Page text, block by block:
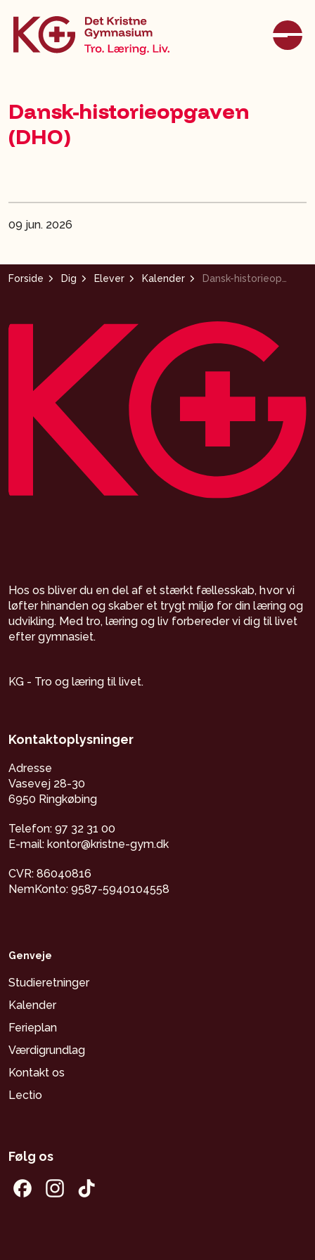
Dansk-historieopgaven
(DHO)
09 jun. 2026
Forside Dig Elever Kalender
Hos os bliver du en del af et stærkt fællesskab, hvor vi
løfter hinanden og skaber et trygt miljø for din læring og
udvikling. Med tro, læring og liv forbereder vi dig til livet
efter gymnasiet.
KG - Tro og læring til livet.
Kontaktoplysninger
Adresse
Vasevej 28-30
6950 Ringkøbing
Telefon: 97 32 31 00
E-mail: kontor@kristne-gym.dk
CVR: 86040816
NemKonto: 9587-5940104558
Genveje
Studieretninger
Kalender
Ferieplan
Værdigrundlag
Kontakt os
Lectio
Følg os